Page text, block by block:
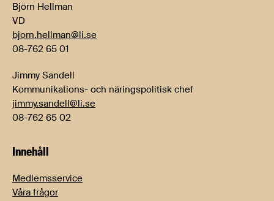
Björn Hellman
VD
bjorn.hellman@li.se
08-762 65 01
Jimmy Sandell
Kommunikations- och näringspolitisk chef
jimmy.sandell@li.se
08-762 65 02
Innehåll
Medlemsservice
Våra frågor